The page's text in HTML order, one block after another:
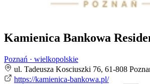
Kamienica Bankowa
Poznań · wielkopolskie
ul. Tadeusza Kosciuszki 76, 61-808
https://kamienica-bankowa.pl/